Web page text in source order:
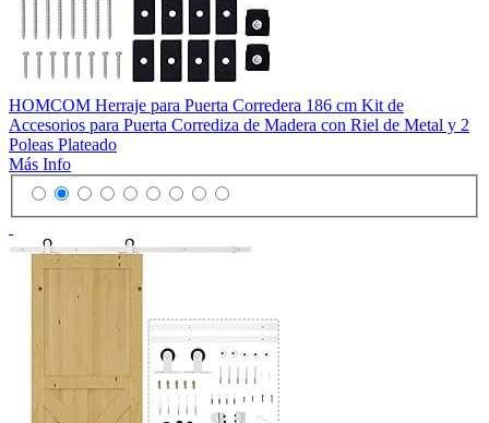
HOMCOM Herraje para Puerta Corredera 186 cm Kit de
Accesorios para Puerta Corrediza de Madera con Riel de Metal y 2
Poleas Plateado
Más Info